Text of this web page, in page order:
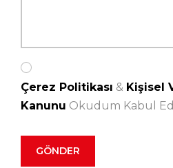
Çerez Politikası & Kişisel
Kanunu Okudum Kabul